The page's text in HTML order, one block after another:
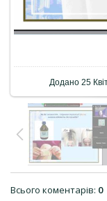
Додано 25
Всього коментарів: 0